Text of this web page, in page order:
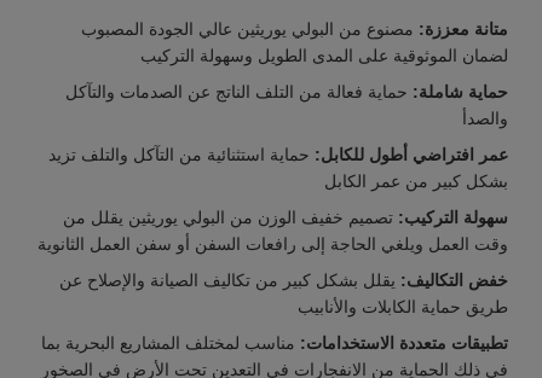
متانة معززة: مصنوع من البولي يوريثين عالي الجودة المصبوب
لضمان الموثوقية على المدى الطويل وسهولة التركيب
حماية شاملة: حماية فعالة من التلف الناتج عن الصدمات والتآكل
والصدأ
عمر افتراضي أطول للكابل: حماية استثنائية من التآكل والتلف تزيد
بشكل كبير من عمر الكابل
سهولة التركيب: تصميم خفيف الوزن من البولي يوريثين يقلل من
وقت العمل ويلغي الحاجة إلى رافعات السفن أو سفن العمل الثانوية
خفض التكاليف: يقلل بشكل كبير من تكاليف الصيانة والإصلاح عن
طريق حماية الكابلات والأنابيب
تطبيقات متعددة الاستخدامات: مناسب لمختلف المشاريع البحرية بما
في ذلك الحماية من الانفجارات في التعدين تحت الأرض في الصخور